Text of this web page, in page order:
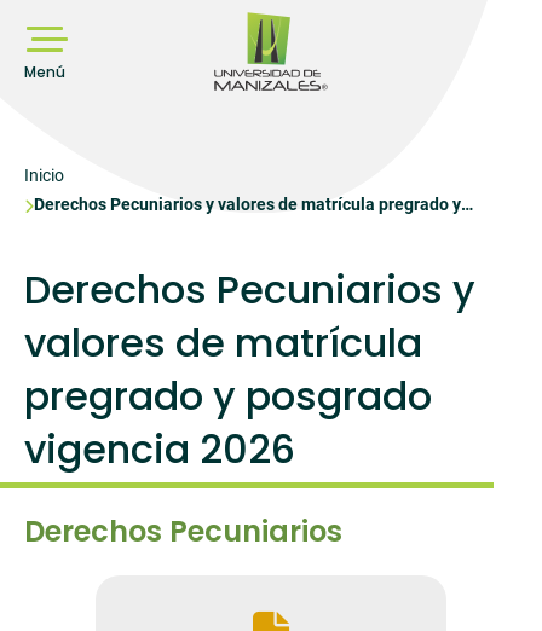
contenido
principal
Menú
Sobrescribir
enlaces
ayuda
a
la
Inicio
Derechos Pecuniarios y valores de matrícula pregrado y
Derechos Pecuniarios y
valores de matrícula
pregrado y posgrado
vigencia 2026
Derechos Pecuniarios